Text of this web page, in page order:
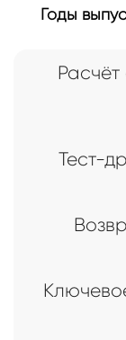
Годы
Расчёт
Тест-